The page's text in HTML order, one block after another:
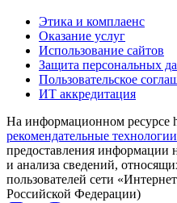
Этика и комплаенс
Оказание услуг
Использование сайтов
Защита персональных
Пользовательское
ИТ аккредитация
На информационном ресурсе
рекомендательные технологии
предоставления информации
и анализа сведений,
пользователей сети
Российской Федерации)